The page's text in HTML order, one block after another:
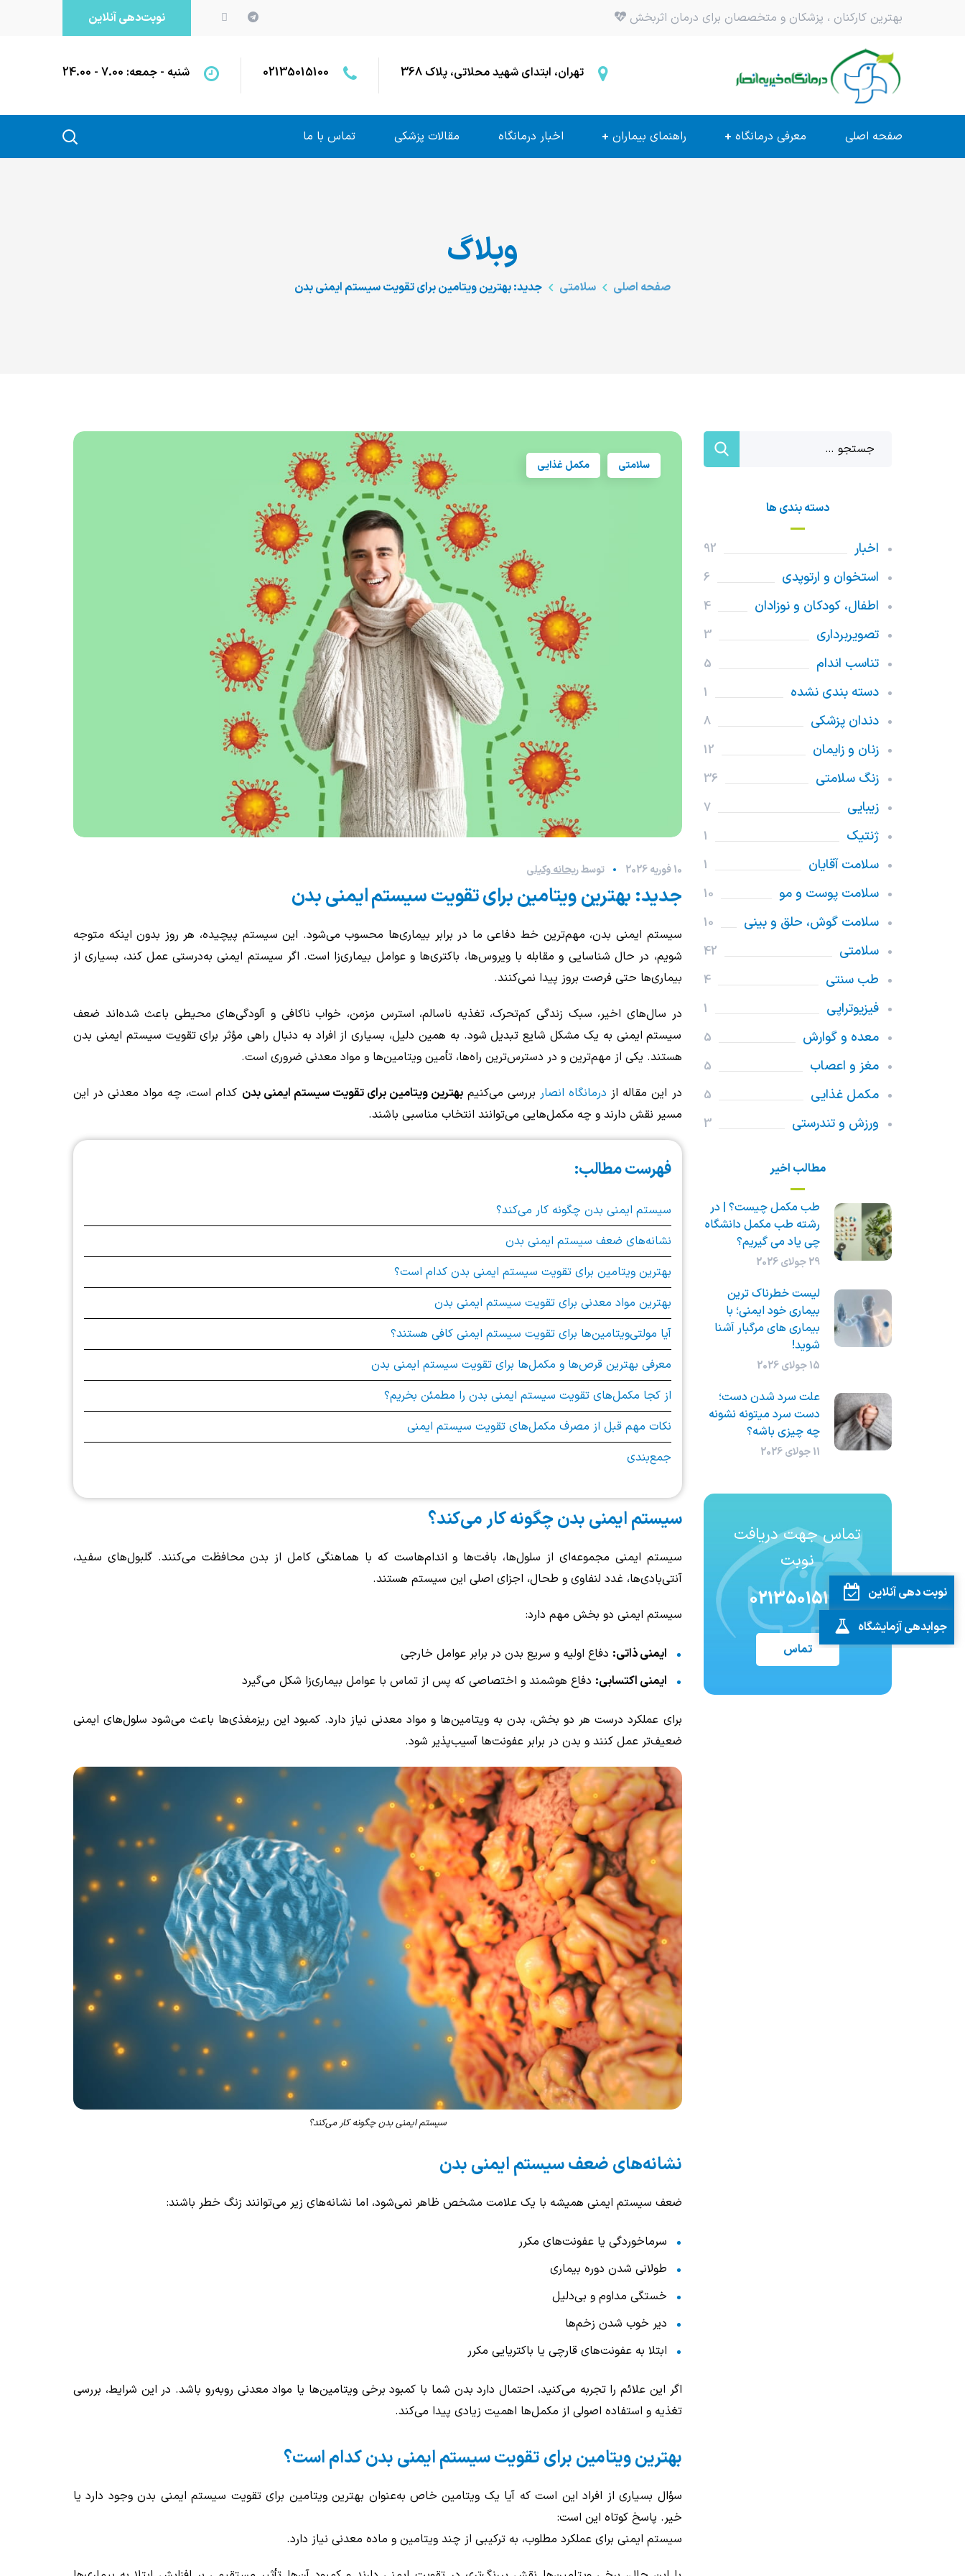
بهترین کارکنان ، پزشکان و متخصصان برای درمان اثربخش نوبت‌دهی آنلاین
تهران، ابتدای شهید محلاتی، پلاک 368 02135015100 شنبه - جمعه: 7.00 - 24.00
صفحه اصلی معرفی درمانگاه راهنمای بیماران اخبار درمانگاه مقالات پزشکی تماس با ما
وبلاگ
صفحه اصلی سلامتی جدید: بهترین ویتامین برای تقویت سیستم ایمنی بدن
سلامتی مکمل غذایی
10 فوریه 2026 توسطریحانه وکیلی
جدید: بهترین ویتامین برای تقویت سیستم ایمنی بدن
سیستم ایمنی بدن، مهم‌ترین خط دفاعی ما در برابر بیماری‌ها محسوب می‌شود. این سیستم پیچیده، هر روز بدون اینکه متوجه
شویم، در حال شناسایی و مقابله با ویروس‌ها، باکتری‌ها و عوامل بیماری‌زا است. اگر سیستم ایمنی به‌درستی عمل کند، بسیاری از
بیماری‌ها حتی فرصت بروز پیدا نمی‌کنند.
در سال‌های اخیر، سبک زندگی کم‌تحرک، تغذیه ناسالم، استرس مزمن، خواب ناکافی و آلودگی‌های محیطی باعث شده‌اند ضعف
سیستم ایمنی به یک مشکل شایع تبدیل شود. به همین دلیل، بسیاری از افراد به دنبال راهی مؤثر برای تقویت سیستم ایمنی بدن
هستند. یکی از مهم‌ترین و در دسترس‌ترین راه‌ها، تأمین ویتامین‌ها و مواد معدنی ضروری است.
در این مقاله از درمانگاه انصار بررسی می‌کنیمبهترین ویتامین برای تقویت سیستم ایمنی بدن کدام است، چه مواد معدنی در این
مسیر نقش دارند و چه مکمل‌هایی می‌توانند انتخاب مناسبی باشند.
فهرست مطالب:
سیستم ایمنی بدن چگونه کار می‌کند؟
نشانه‌های ضعف سیستم ایمنی بدن
بهترین ویتامین برای تقویت سیستم ایمنی بدن کدام است؟
بهترین مواد معدنی برای تقویت سیستم ایمنی بدن
آیا مولتی‌ویتامین‌ها برای تقویت سیستم ایمنی کافی هستند؟
معرفی بهترین قرص‌ها و مکمل‌ها برای تقویت سیستم ایمنی بدن
از کجا مکمل‌های تقویت سیستم ایمنی بدن را مطمئن بخریم؟
نکات مهم قبل از مصرف مکمل‌های تقویت سیستم ایمنی
جمع‌بندی
سیستم ایمنی بدن چگونه کار می‌کند؟
سیستم ایمنی مجموعه‌ای از سلول‌ها، بافت‌ها و اندام‌هاست که با هماهنگی کامل از بدن محافظت می‌کنند. گلبول‌های سفید،
آنتی‌بادی‌ها، غدد لنفاوی و طحال، اجزای اصلی این سیستم هستند.
سیستم ایمنی دو بخش مهم دارد:
ایمنی ذاتی: دفاع اولیه و سریع بدن در برابر عوامل خارجی
ایمنی اکتسابی: دفاع هوشمند و اختصاصی که پس از تماس با عوامل بیماری‌زا شکل می‌گیرد
برای عملکرد درست هر دو بخش، بدن به ویتامین‌ها و مواد معدنی نیاز دارد. کمبود این ریزمغذی‌ها باعث می‌شود سلول‌های ایمنی
ضعیف‌تر عمل کنند و بدن در برابر عفونت‌ها آسیب‌پذیر شود.
سیستم ایمنی بدن چگونه کار می‌کند؟
نشانه‌های ضعف سیستم ایمنی بدن
ضعف سیستم ایمنی همیشه با یک علامت مشخص ظاهر نمی‌شود، اما نشانه‌های زیر می‌توانند زنگ خطر باشند:
سرماخوردگی یا عفونت‌های مکرر
طولانی شدن دوره بیماری
خستگی مداوم و بی‌دلیل
دیر خوب شدن زخم‌ها
ابتلا به عفونت‌های قارچی یا باکتریایی مکرر
اگر این علائم را تجربه می‌کنید، احتمال دارد بدن شما با کمبود برخی ویتامین‌ها یا مواد معدنی روبه‌رو باشد. در این شرایط، بررسی
تغذیه و استفاده اصولی از مکمل‌ها اهمیت زیادی پیدا می‌کند.
بهترین ویتامین برای تقویت سیستم ایمنی بدن کدام است؟
سؤال بسیاری از افراد این است که آیا یک ویتامین خاص به‌عنوان بهترین ویتامین برای تقویت سیستم ایمنی بدن وجود دارد یا
خیر. پاسخ کوتاه این است:
سیستم ایمنی برای عملکرد مطلوب، به ترکیبی از چند ویتامین و ماده معدنی نیاز دارد.
دسته بندی ها
اخبار 92
استخوان و ارتوپدی 6
اطفال، کودکان و نوزادان 4
تصویربرداری 3
تناسب اندام 5
دسته بندی نشده 1
دندان پزشکی 8
زنان و زایمان 12
زنگ سلامتی 36
زیبایی 7
ژنتیک 1
سلامت آقایان 1
سلامت پوست و مو 10
سلامت گوش، حلق و بینی 10
سلامتی 42
طب سنتی 4
فیزیوتراپی 1
معده و گوارش 5
مغز و اعصاب 5
مکمل غذایی 5
ورزش و تندرستی 3
مطالب اخیر
طب مکمل چیست؟ | در
رشته طب مکمل دانشگاه
چی یاد می گیریم؟
29 جولای 2026
لیست خطرناک ترین
بیماری خود ایمنی؛ با
بیماری های مرگبار آشنا
شوید!
15 جولای 2026
علت سرد شدن دست؛
دست سرد میتونه نشونه
چه چیزی باشه؟
11 جولای 2026
تماس جهت دریافت
نوبت
02135015100
تماس
نوبت دهی آنلاین
جوابدهی آزمایشگاه